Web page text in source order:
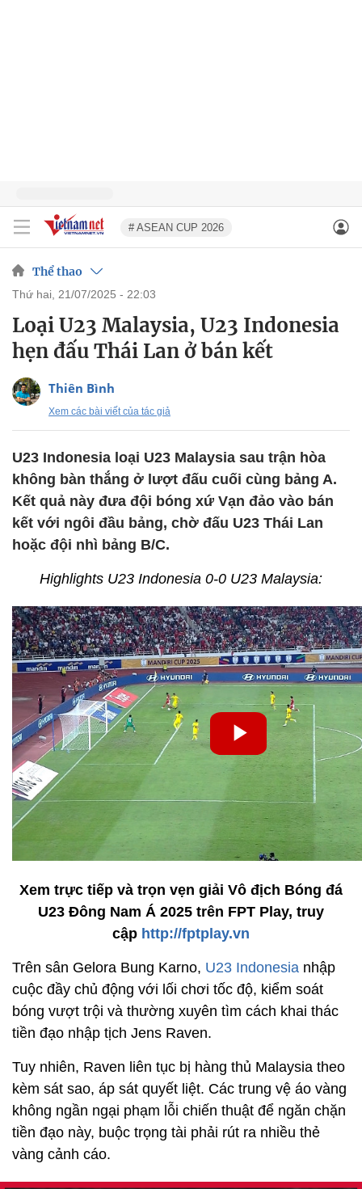
# ASEAN CUP 2026
Thể thao
thứ hai, 21/07/2025 - 22:03
Loại U23 Malaysia, U23 Indonesia
hẹn đấu Thái Lan ở bán kết
Thiên Bình
Xem các bài viết của tác giả
U23 Indonesia loại U23 Malaysia sau trận hòa
không bàn thắng ở lượt đấu cuối cùng bảng A.
Kết quả này đưa đội bóng xứ Vạn đảo vào bán
kết với ngôi đầu bảng, chờ đấu U23 Thái Lan
hoặc đội nhì bảng B/C.
Highlights U23 Indonesia 0-0 U23 Malaysia:
Xem trực tiếp và trọn vẹn giải Vô địch Bóng đá
U23 Đông Nam Á 2025 trên FPT Play, truy
cập http://fptplay.vn
Trên sân Gelora Bung Karno, U23 Indonesia nhập
cuộc đầy chủ động với lối chơi tốc độ, kiểm soát
bóng vượt trội và thường xuyên tìm cách khai thác
tiền đạo nhập tịch Jens Raven.
Tuy nhiên, Raven liên tục bị hàng thủ Malaysia theo
kèm sát sao, áp sát quyết liệt. Các trung vệ áo vàng
không ngần ngại phạm lỗi chiến thuật để ngăn chặn
tiền đạo này, buộc trọng tài phải rút ra nhiều thẻ
vàng cảnh cáo.